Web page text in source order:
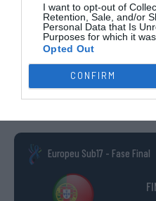
I want to opt-out of
Retention, Sale, and/or
Personal Data that Is
Purposes for which it
Opted Out
CONFIRM
WSE MEN
CHAMPIONS
WSE WOMEN
CHAMPIONS
ESPANHA ITÁLIA
Europeu Sub17 - Fase Final